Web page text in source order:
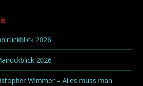
2026
2026
Wimmer – Alles muss man